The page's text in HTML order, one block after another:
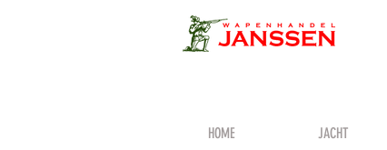
HOME JACHT